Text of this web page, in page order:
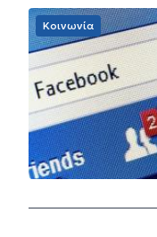
Κοινωνία